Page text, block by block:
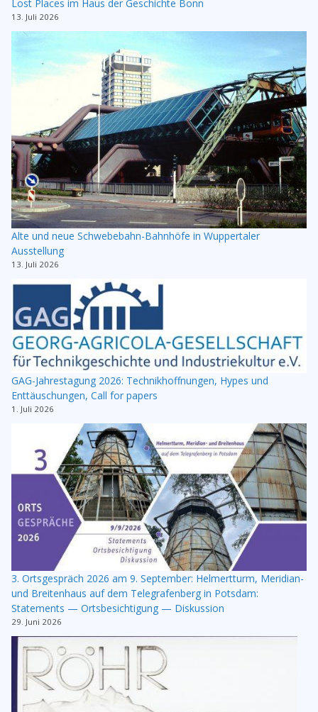
Lost Places im Haus der Geschichte Bonn
13. Juli 2026
Alte und neue Schwebebahn-Bahnhöfe in Wuppertaler
Ausstellung
13. Juli 2026
GAG-Jahrestagung 2026: Technikhoffnungen, Hypes und
Enttäuschungen, Call for papers
1. Juli 2026
3. Ortsgespräch 2026 am 9. September: Helmertturm, Meridian-
und Breitenhaus auf dem Telegrafenberg in Potsdam:
Statements — Ortsbesichtigung — Diskussion
29. Juni 2026